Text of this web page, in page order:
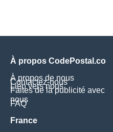
À propos CodePostal.co
À propos de nous
Contactez-nous
Lien vers nous
Faites de la publicité avec
nous
FAQ
France